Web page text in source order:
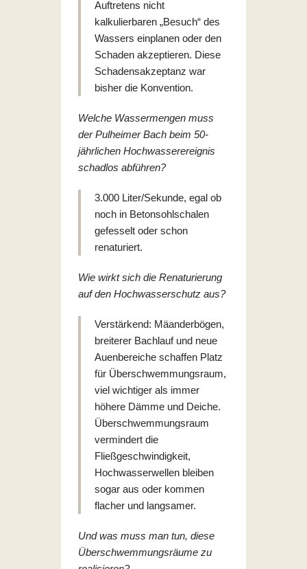
Auftretens nicht
kalkulierbaren „Besuch“ des
Wassers einplanen oder den
Schaden akzeptieren. Diese
Schadensakzeptanz war
bisher die Konvention.
Welche Wassermengen muss
der Pulheimer Bach beim 50-
jährlichen Hochwasserereignis
schadlos abführen?
3.000 Liter/Sekunde, egal ob
noch in Betonsohlschalen
gefesselt oder schon
renaturiert.
Wie wirkt sich die Renaturierung
auf den Hochwasserschutz aus?
Verstärkend: Mäanderbögen,
breiterer Bachlauf und neue
Auenbereiche schaffen Platz
für Überschwemmungsraum,
viel wichtiger als immer
höhere Dämme und Deiche.
Überschwemmungsraum
vermindert die
Fließgeschwindigkeit,
Hochwasserwellen bleiben
sogar aus oder kommen
flacher und langsamer.
Und was muss man tun, diese
Überschwemmungsräume zu